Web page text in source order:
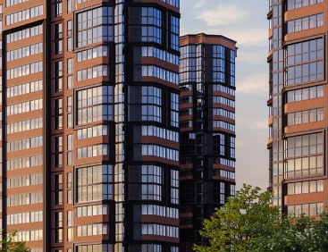
520)
153)
320)
220)